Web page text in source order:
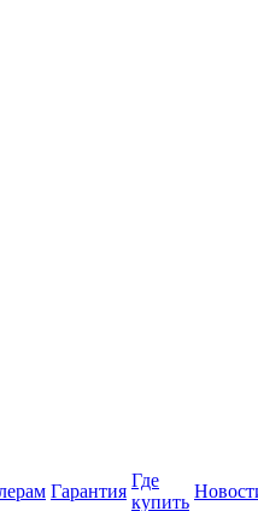
Гарантия
Где
купить